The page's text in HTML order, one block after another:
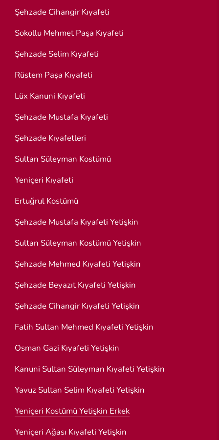
Şehzade Cihangir Kıyafeti
Sokollu Mehmet Paşa Kıyafeti
Şehzade Selim Kıyafeti
Rüstem Paşa Kıyafeti
Lüx Kanuni Kıyafeti
Şehzade Mustafa Kıyafeti
Şehzade Kıyafetleri
Sultan Süleyman Kostümü
Yeniçeri Kıyafeti
Ertuğrul Kostümü
Şehzade Mustafa Kıyafeti Yetişkin
Sultan Süleyman Kostümü Yetişkin
Şehzade Mehmed Kıyafeti Yetişkin
Şehzade Beyazıt Kıyafeti Yetişkin
Şehzade Cihangir Kıyafeti Yetişkin
Fatih Sultan Mehmed Kıyafeti Yetişkin
Osman Gazi Kıyafeti Yetişkin
Kanuni Sultan Süleyman Kıyafeti Yetişkin
Yavuz Sultan Selim Kıyafeti Yetişkin
Yeniçeri Kostümü Yetişkin Erkek
Yeniçeri Ağası Kıyafeti Yetişkin